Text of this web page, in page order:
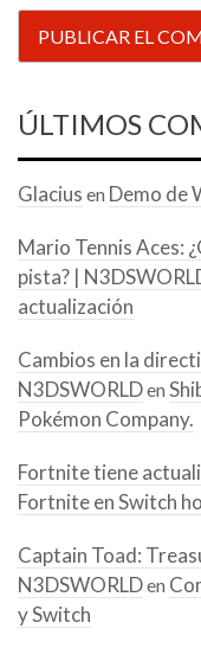
ÚLTIMOS
Glacius en Demo de
Mario Tennis Aces:
pista? |
actualización
Cambios en la
N3DSWORLDen
Pokémon Company.
Fortnite tiene
Fortnite en Switch
Captain Toad:
N3DSWORLDen
y Switch